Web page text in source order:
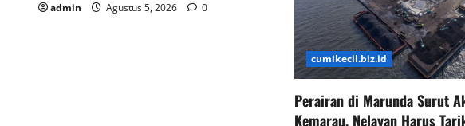
admin Agustus 5, 2026 0
cumikecil.biz.id
Perairan di Marunda Surut
Kemarau, Nelayan Harus